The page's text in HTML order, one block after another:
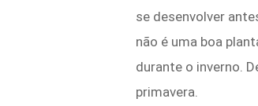
se desenvolver
não é uma boa
durante o inverno.
primavera.